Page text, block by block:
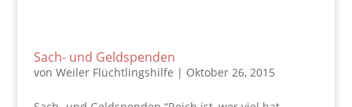
Sach- und Geldspenden
von Weiler Flüchtlingshilfe | Oktober 26, 2015